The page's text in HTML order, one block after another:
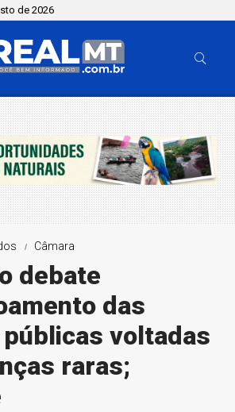
de 2026
Câmara
debate
das
voltadas
raras;